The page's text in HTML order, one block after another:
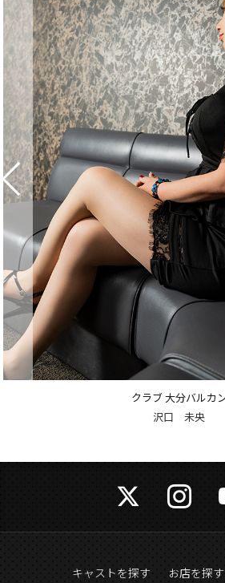
クラブ 大分バルカン
沢口 未央
キャストを探す お店を探す